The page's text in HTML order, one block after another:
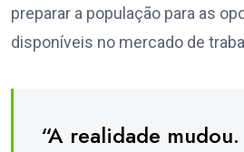
preparar a população para as
disponíveis no mercado de
“A realidade